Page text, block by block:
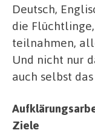
Deutsch,
die
teilnahmen,
Und nicht nur
auch selbst
Ziele